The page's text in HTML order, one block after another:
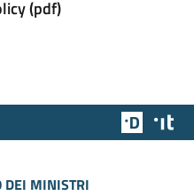
(pdf)
Team
DEI MINISTRI